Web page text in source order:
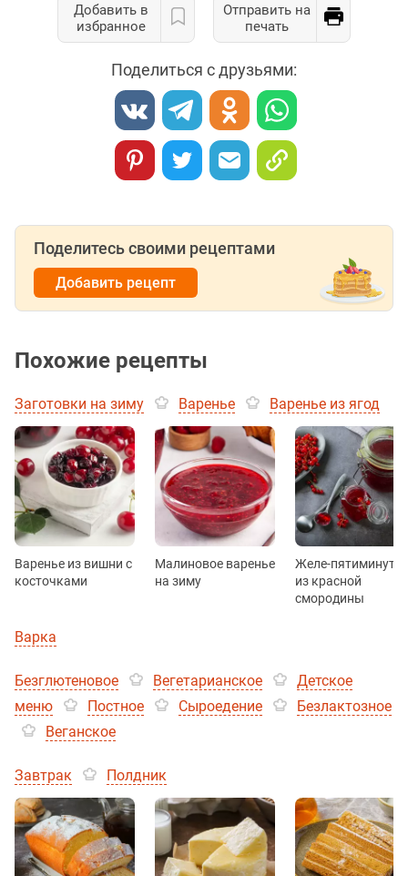
Добавить в
избранное
Отправить на
печать
Поделиться с друзьями:
Поделитесь своими рецептами
Добавить рецепт
Похожие рецепты
Заготовки на зиму Варенье Варенье из ягод
Варенье из вишни с
косточками
Малиновое варенье
на зиму
Желе-
из красной
смородины
Варка
Безглютеновое Вегетарианское
Детское
меню
Постное Сыроедение
Безлактозное
Веганское
Завтрак Полдник